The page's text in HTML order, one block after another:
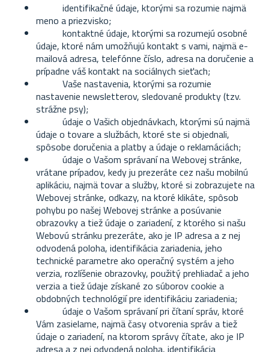
identifikačné údaje, ktorými sa rozumie najmä
meno a priezvisko;
kontaktné údaje, ktorými sa rozumejú osobné
údaje, ktoré nám umožňujú kontakt s vami, najmä e-
mailová adresa, telefónne číslo, adresa na doručenie a
prípadne váš kontakt na sociálnych sieťach;
Vaše nastavenia, ktorými sa rozumie
nastavenie newsletterov, sledované produkty (tzv.
strážne psy);
údaje o Vašich objednávkach, ktorými sú najmä
údaje o tovare a službách, ktoré ste si objednali,
spôsobe doručenia a platby a údaje o reklamáciách;
údaje o Vašom správaní na Webovej stránke,
vrátane prípadov, kedy ju prezeráte cez našu mobilnú
aplikáciu, najmä tovar a služby, ktoré si zobrazujete na
Webovej stránke, odkazy, na ktoré klikáte, spôsob
pohybu po našej Webovej stránke a posúvanie
obrazovky a tiež údaje o zariadení, z ktorého si našu
Webovú stránku prezeráte, ako je IP adresa a z nej
odvodená poloha, identifikácia zariadenia, jeho
technické parametre ako operačný systém a jeho
verzia, rozlíšenie obrazovky, použitý prehliadač a jeho
verzia a tiež údaje získané zo súborov cookie a
obdobných technológií pre identifikáciu zariadenia;
údaje o Vašom správaní pri čítaní správ, ktoré
Vám zasielame, najmä časy otvorenia správ a tiež
údaje o zariadení, na ktorom správy čítate, ako je IP
adresa a z nej odvodená poloha, identifikácia